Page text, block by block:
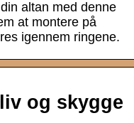
altan med denne
at montere på
igennem ringene.
og skygge